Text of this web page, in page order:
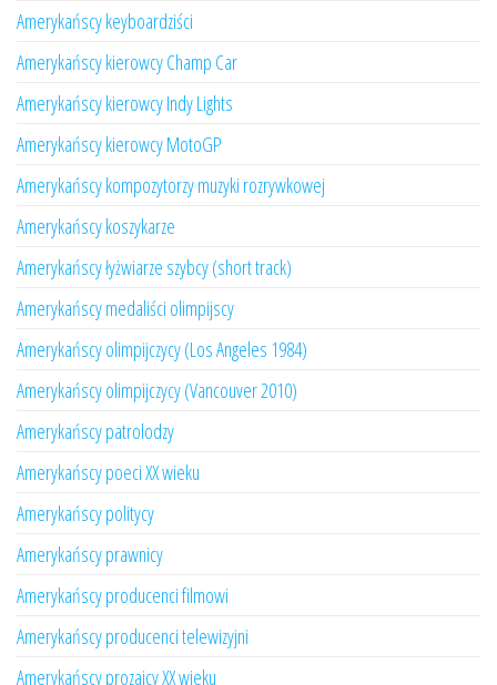
Amerykańscy keyboardziści
Amerykańscy kierowcy Champ Car
Amerykańscy kierowcy Indy Lights
Amerykańscy kierowcy MotoGP
Amerykańscy kompozytorzy muzyki rozrywkowej
Amerykańscy koszykarze
Amerykańscy łyżwiarze szybcy (short track)
Amerykańscy medaliści olimpijscy
Amerykańscy olimpijczycy (Los Angeles 1984)
Amerykańscy olimpijczycy (Vancouver 2010)
Amerykańscy patrolodzy
Amerykańscy poeci XX wieku
Amerykańscy politycy
Amerykańscy prawnicy
Amerykańscy producenci filmowi
Amerykańscy producenci telewizyjni
Amerykańscy prozaicy XX wieku